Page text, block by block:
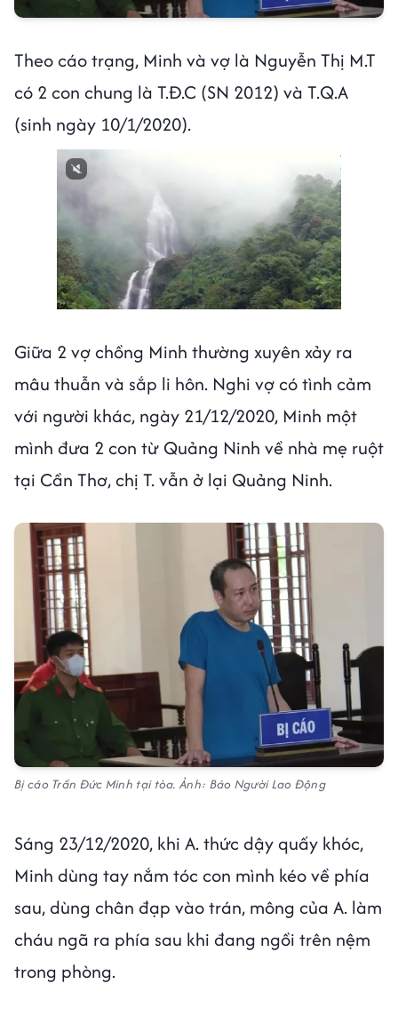
Theo cáo trạng, Minh và vợ là Nguyễn Thị M.T
có 2 con chung là T.Đ.C (SN 2012) và T.Q.A
(sinh ngày 10/1/2020).
Next video in 1 Cancel
Giữa 2 vợ chồng Minh thường xuyên xảy ra
mâu thuẫn và sắp li hôn. Nghi vợ có tình cảm
với người khác, ngày 21/12/2020, Minh một
mình đưa 2 con từ Quảng Ninh về nhà mẹ ruột
tại Cần Thơ, chị T. vẫn ở lại Quảng Ninh.
Bị cáo Trần Đức Minh tại tòa. Ảnh: Báo Người Lao Động
Sáng 23/12/2020, khi A. thức dậy quấy khóc,
Minh dùng tay nắm tóc con mình kéo về phía
sau, dùng chân đạp vào trán, mông của A. làm
cháu ngã ra phía sau khi đang ngồi trên nệm
trong phòng.